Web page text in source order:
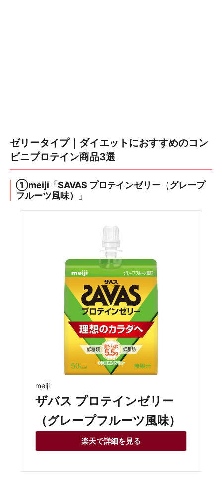
ゼリータイプ｜ダイエットにおすすめのコン
ビニプロテイン商品3選
①meiji「SAVAS プロテインゼリー（グレープ
フルーツ風味）」
meiji
ザバス プロテインゼリー
（グレープフルーツ風味）
楽天で詳細を見る